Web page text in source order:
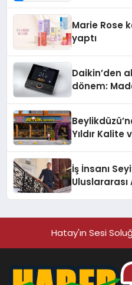
Marie Rose
yaptı
Daikin’den
dönem:
Yıldır Kalite
İş İnsanı
Uluslararası
Hatay'ın Sesi